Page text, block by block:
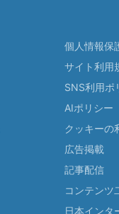
個人情報保
サイト利用
SNS利用ポ
AIポリシー
クッキーの
広告掲載
記事配信
コンテンツ
日本インタ